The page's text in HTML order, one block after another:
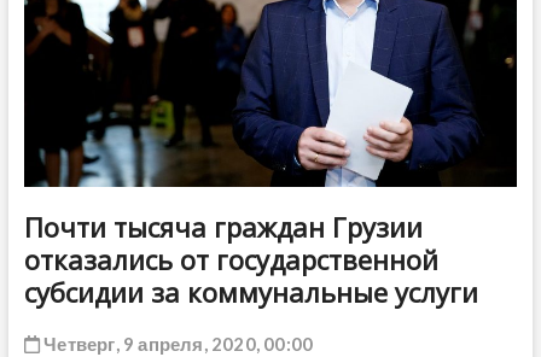
Почти тысяча граждан Грузии
отказались от государственной
субсидии за коммунальные услуги
Четверг, 9 апреля, 2020, 00:00